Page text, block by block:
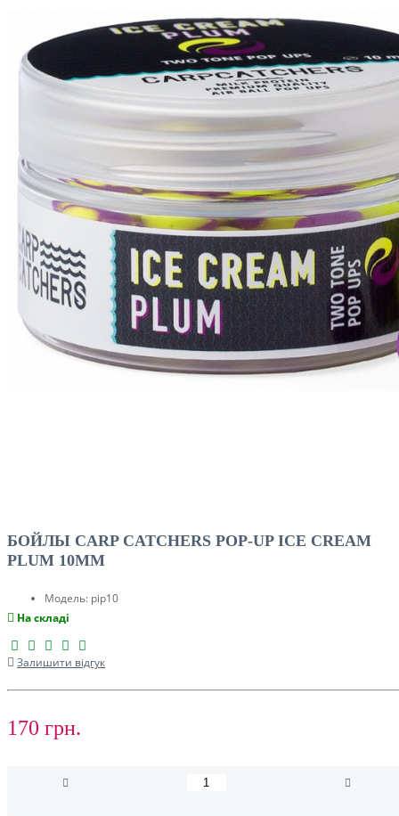
БОЙЛЫ CARP CATCHERS POP-UP ICE CREAM
PLUM 10MM
Модель: pip10
На складі
Залишити відгук
170 грн.